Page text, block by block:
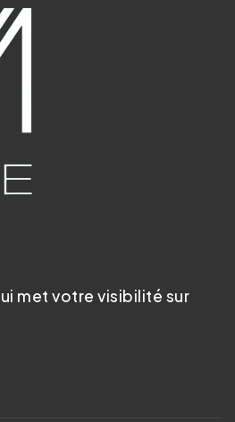
met votre visibilité sur